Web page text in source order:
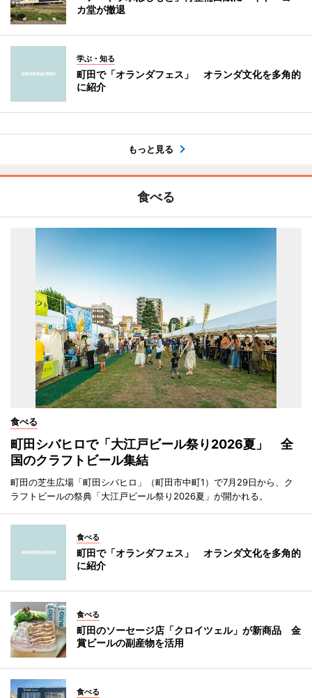
カ堂が撤退
学ぶ・知る
町田で「オランダフェス」 オランダ文化を多角的
に紹介
もっと見る
食べる
食べる
町田シバヒロで「大江戸ビール祭り2026夏」 全
国のクラフトビール集結
町田の芝生広場「町田シバヒロ」（町田市中町1）で7月29日から、ク
ラフトビールの祭典「大江戸ビール祭り2026夏」が開かれる。
食べる
町田で「オランダフェス」 オランダ文化を多角的
に紹介
食べる
町田のソーセージ店「クロイツェル」が新商品 金
賞ビールの副産物を活用
食べる